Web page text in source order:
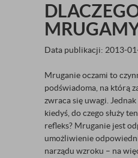
Data publikacji: 2013-
Mruganie oczami to
podświadoma, na którą
zwraca się uwagi. Jednak
kiedyś, do czego służy
refleks? Mruganie jest
umożliwienie
narządu wzroku – na